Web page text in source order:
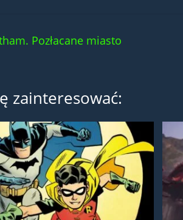
Pozłacane miasto
zainteresować: